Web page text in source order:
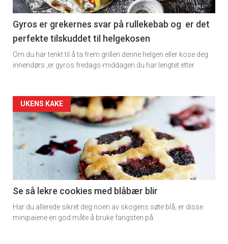
section
11
Dagens
rett
Gyros er grekernes svar på rullekebab og er det
perfekte tilskuddet til helgekosen
Om du har tenkt til å ta frem grillen denne helgen eller kose deg
innendørs ,er gyros fredags-middagen du har lengtet etter.
Artikler
detail
-
section
11
Ukens
UKENS KAKE
Se så lekre cookies med blåbær blir
Har du allerede sikret deg noen av skogens søte blå, er disse
minipaiene en god måte å bruke fangsten på.